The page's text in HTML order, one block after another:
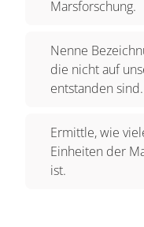
Marsforschung.
Nenne
die nicht auf
entstanden sind.
Ermittle, wie
Einheiten der
ist.